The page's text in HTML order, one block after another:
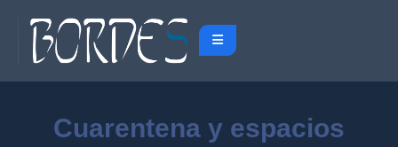
Cuarentena y espacios